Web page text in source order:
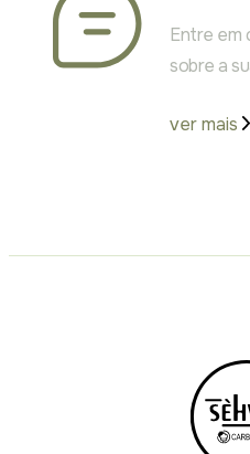
Entre em
sobre a
ver mais